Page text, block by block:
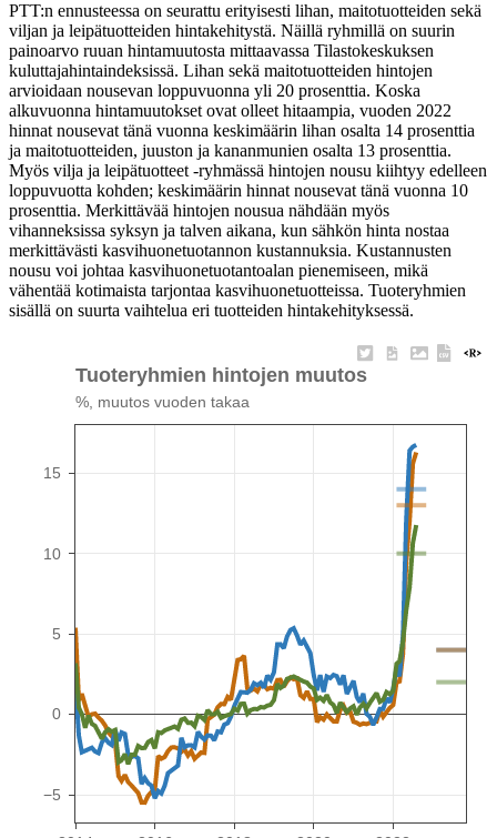
PTT:n ennusteessa on seurattu erityisesti lihan, maitotuotteiden sekä
viljan ja leipätuotteiden hintakehitystä. Näillä ryhmillä on suurin
painoarvo ruuan hintamuutosta mittaavassa Tilastokeskuksen
kuluttajahintaindeksissä. Lihan sekä maitotuotteiden hintojen
arvioidaan nousevan loppuvuonna yli 20 prosenttia. Koska
alkuvuonna hintamuutokset ovat olleet hitaampia, vuoden 2022
hinnat nousevat tänä vuonna keskimäärin lihan osalta 14 prosenttia
ja maitotuotteiden, juuston ja kananmunien osalta 13 prosenttia.
Myös vilja ja leipätuotteet -ryhmässä hintojen nousu kiihtyy edelleen
loppuvuotta kohden; keskimäärin hinnat nousevat tänä vuonna 10
prosenttia. Merkittävää hintojen nousua nähdään myös
vihanneksissa syksyn ja talven aikana, kun sähkön hinta nostaa
merkittävästi kasvihuonetuotannon kustannuksia. Kustannusten
nousu voi johtaa kasvihuonetuotantoalan pienemiseen, mikä
vähentää kotimaista tarjontaa kasvihuonetuotteissa. Tuoteryhmien
sisällä on suurta vaihtelua eri tuotteiden hintakehityksessä.